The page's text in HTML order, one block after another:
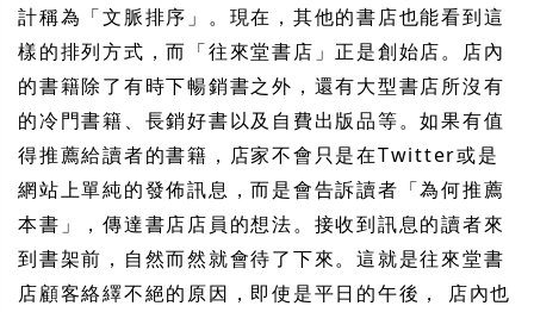
計稱為「文脈排序」。現在，其他的書店也能看到這
樣的排列方式，而「往來堂書店」正是創始店。店內
的書籍除了有時下暢銷書之外，還有大型書店所沒有
的冷門書籍、長銷好書以及自費出版品等。如果有值
得推薦給讀者的書籍，店家不會只是在Twitter或是
網站上單純的發佈訊息，而是會告訴讀者「為何推薦
本書」，傳達書店店員的想法。接收到訊息的讀者來
到書架前，自然而然就會待了下來。這就是往來堂書
店顧客絡繹不絕的原因，即使是平日的午後， 店內也